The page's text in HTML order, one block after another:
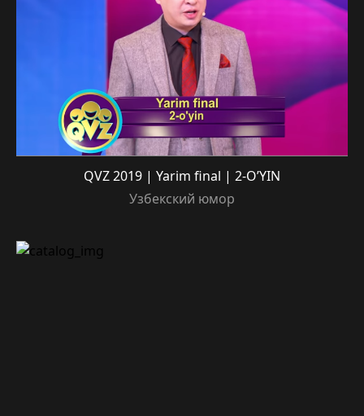
QVZ 2019 | Yarim final | 2-O’YIN
Узбекский юмор